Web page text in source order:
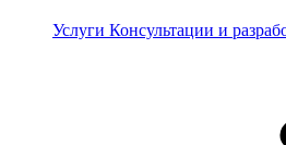
Услуги Консультации и